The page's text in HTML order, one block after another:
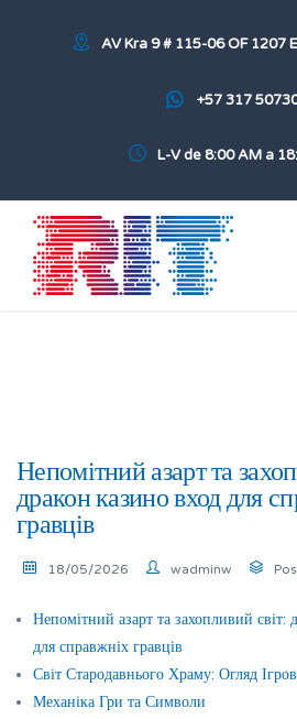
AV Kra 9 # 115-06 OF 1207
+57 317
L-V de 8:00 AM a
Непомітний азарт та
дракон казино вход для
гравців
18/05/2026 wadminw
Непомітний азарт та захопливий світ:
для справжніх гравців
Світ Стародавнього Храму: Огляд
Механіка Гри та Символи